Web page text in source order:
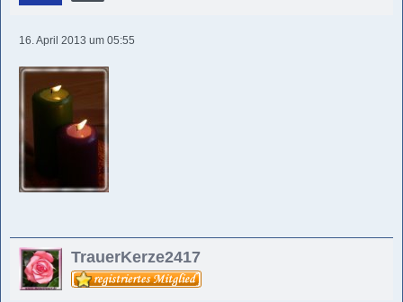
16. April 2013 um 05:55
TrauerKerze2417